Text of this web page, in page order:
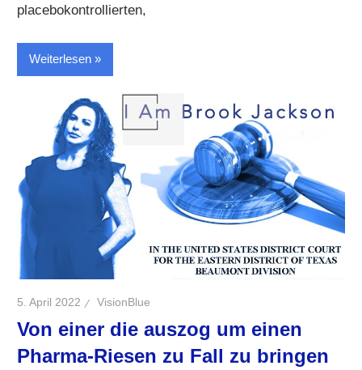
placebokontrollierten,
Weiterlesen
5. April 2022 VisionBlue
Von einer die auszog um einen
Pharma-Riesen zu Fall zu bringen